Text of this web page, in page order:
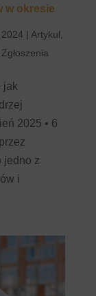
w okresie
| Artykul,
Zgłoszenia
jak
2025 • 6
jedno z
i